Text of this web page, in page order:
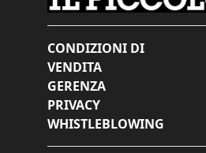
CONDIZIONI DI
VENDITA
GERENZA
PRIVACY
WHISTLEBLOWING